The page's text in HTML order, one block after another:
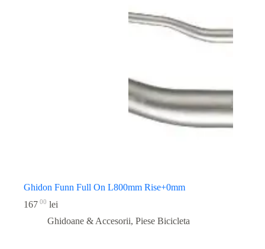
Ghidon Funn Full On L800mm Rise+0mm
167 00 lei
Ghidoane & Accesorii, Piese Bicicleta